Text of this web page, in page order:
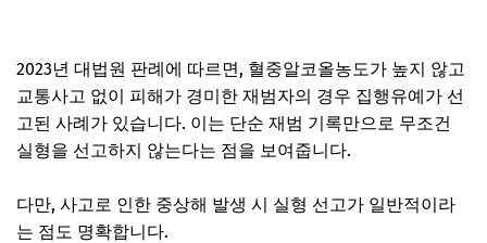
2023년 대법원 판례에 따르면, 혈중알코올농도가 높지 않고
교통사고 없이 피해가 경미한 재범자의 경우 집행유예가 선
고된 사례가 있습니다. 이는 단순 재범 기록만으로 무조건
실형을 선고하지 않는다는 점을 보여줍니다.
다만, 사고로 인한 중상해 발생 시 실형 선고가 일반적이라
는 점도 명확합니다.